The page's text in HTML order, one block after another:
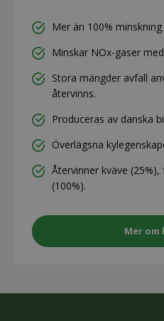
Mer än 100% minskning
Minskar NOx-gaser
Stora mängder avfall
återvinns.
Produceras av danska
Överlägsna
Återvinner kväve
(100%).
Mer om